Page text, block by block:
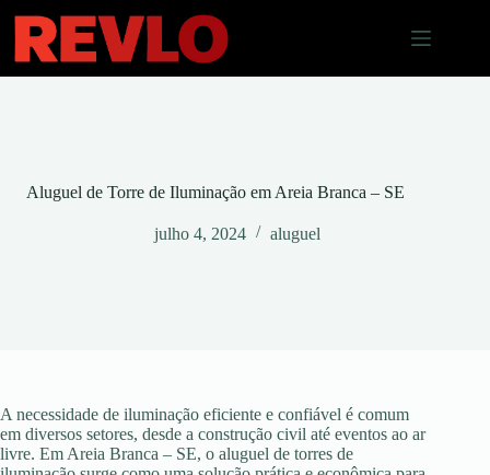
para
conteúdo
Aluguel de Torre de Iluminação em Areia Branca – SE
julho 4, 2024 aluguel
A necessidade de iluminação eficiente e confiável é comum
em diversos setores, desde a construção civil até eventos ao ar
livre. Em Areia Branca – SE, o aluguel de torres de